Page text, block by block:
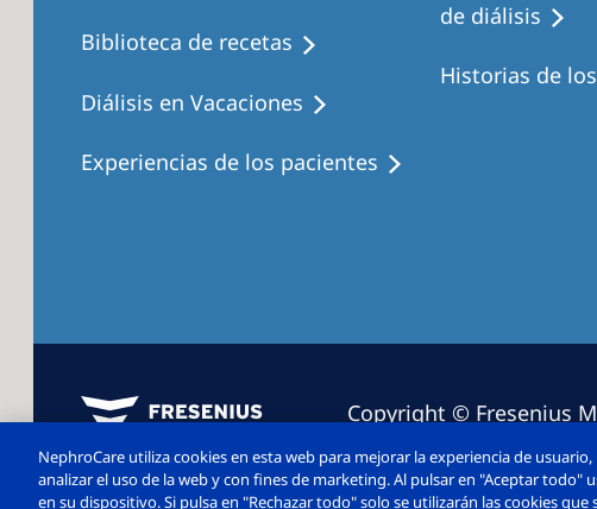
Biblioteca de recetas
Diálisis en Vacaciones
Experiencias de los pacientes
de diálisis
Historias de
Copyright © Fresenius
2026. Todos los
NephroCare utiliza cookies en esta web para mejorar la experiencia de
analizar el uso de la web y con fines de marketing. Al pulsar en "Aceptar todo"
en su dispositivo. Si pulsa en "Rechazar todo" solo se utilizarán las cookies